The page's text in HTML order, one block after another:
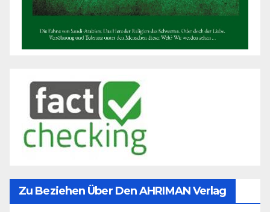
Zu Beziehen Über Den AHRIMAN Verlag